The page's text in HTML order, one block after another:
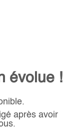
évolue !
après avoir